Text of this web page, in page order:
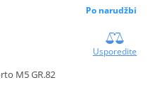
Po narudžbi
Usporedite
M5 GR.82